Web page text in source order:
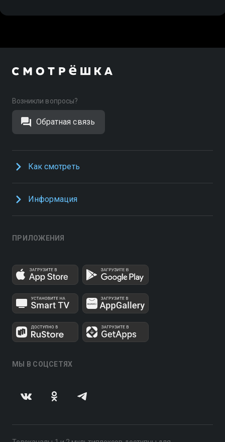
Возникли вопросы?
Обратная связь
Как смотреть
Информация
ПРИЛОЖЕНИЯ
МЫ В СОЦСЕТЯХ